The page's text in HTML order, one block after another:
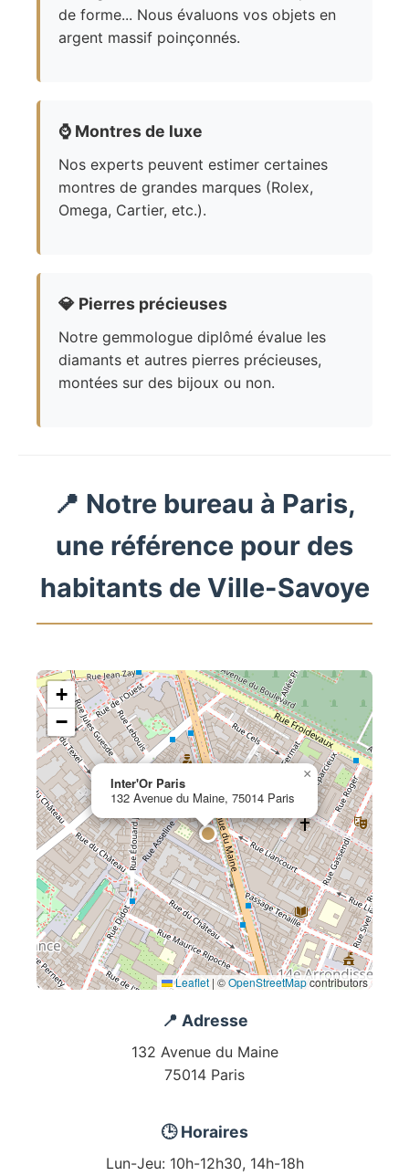
de forme... Nous évaluons vos objets en
argent massif poinçonnés.
⌚ Montres de luxe
Nos experts peuvent estimer certaines
montres de grandes marques (Rolex,
Omega, Cartier, etc.).
💎 Pierres précieuses
Notre gemmologue diplômé évalue les
diamants et autres pierres précieuses,
montées sur des bijoux ou non.
📍 Notre bureau à Paris,
une référence pour des
habitants de Ville-Savoye
Inter'Or Paris
132 Avenue du Maine, 75014 Paris
×
+
−
Leaflet | ©OpenStreetMapcontributors
📍 Adresse
132 Avenue du Maine
75014 Paris
🕒 Horaires
Lun-Jeu: 10h-12h30, 14h-18h